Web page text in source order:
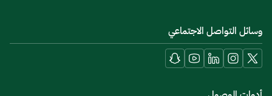
وسائل التواصل الاجتماعي